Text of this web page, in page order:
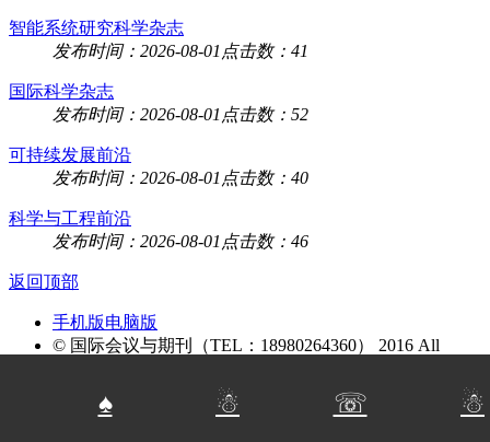
智能系统研究科学杂志
发布时间：2026-08-01 点击数：41
国际科学杂志
发布时间：2026-08-01 点击数：52
可持续发展前沿
发布时间：2026-08-01 点击数：40
科学与工程前沿
发布时间：2026-08-01 点击数：46
返回顶部
手机版电脑版
© 国际会议与期刊（TEL：18980264360） 2016 All
蜀ICP备2024093999号-1
♠ ☃ ☏ ☃